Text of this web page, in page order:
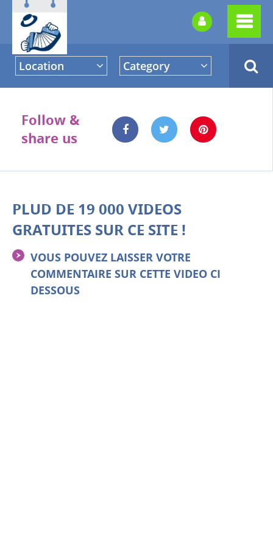
Location Category
Follow &
share us
PLUD DE 19 000 VIDEOS
GRATUITES SUR CE SITE !
VOUS POUVEZ LAISSER VOTRE
COMMENTAIRE SUR CETTE VIDEO CI
DESSOUS